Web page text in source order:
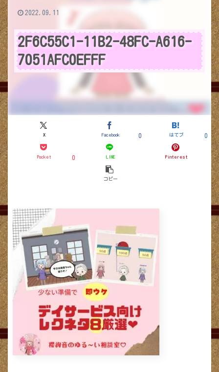
2F6C55C1-11B2-48FC-A616-
7051AFC0EFFF
X Facebook 0 はてブ 0
Pocket 0 LINE Pinterest
コピー
2022.09.11